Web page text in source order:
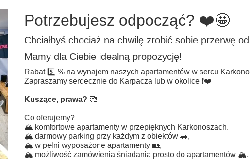
Rabat 5️⃣ % na wynajem naszych apartamentów w sercu
Zapraszamy serdecznie do Karpacza lub w okolice ❗️❤️
Kuszące, prawa? 🥰
Co oferujemy?
🏔️ komfortowe apartamenty w przepięknych Karkonoszach,
🏔️ darmowy parking przy każdym z obiektów 🚗,
🏔️ w pełni wyposażone apartamenty 🏡,
🏔️ możliwość zamówienia śniadania prosto do apartamentów 🏔️,
Mamy dla Ciebie idealną propozycję!
Chciałbyś chociaż na chwilę zrobić sobie przerwę
Potrzebujesz odpocząć? ❤️🤩